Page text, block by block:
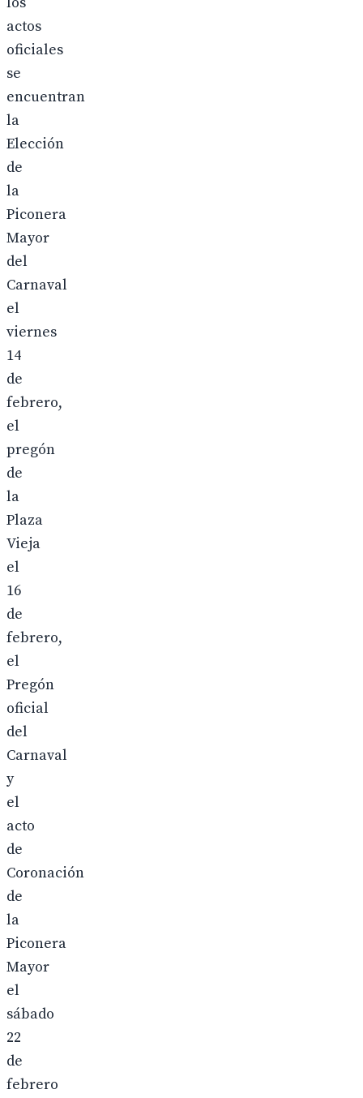
actos
oficiales
se
encuentran
la
Elección
de
la
Piconera
Mayor
del
Carnaval
el
viernes
14
de
febrero,
el
pregón
de
la
Plaza
Vieja
el
16
de
febrero,
el
Pregón
oficial
del
Carnaval
y
el
acto
de
Coronación
de
la
Piconera
Mayor
el
sábado
22
de
febrero